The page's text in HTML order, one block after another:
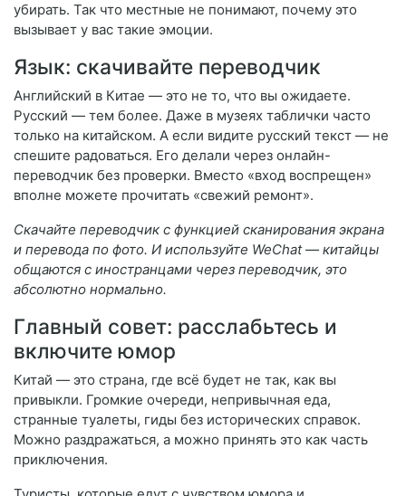
убирать. Так что местные не понимают, почему это
вызывает у вас такие эмоции.
Язык: скачивайте переводчик
Английский в Китае — это не то, что вы ожидаете.
Русский — тем более. Даже в музеях таблички часто
только на китайском. А если видите русский текст — не
спешите радоваться. Его делали через онлайн-
переводчик без проверки. Вместо «вход воспрещен»
вполне можете прочитать «свежий ремонт».
Скачайте переводчик с функцией сканирования экрана
и перевода по фото. И используйте WeChat — китайцы
общаются с иностранцами через переводчик, это
абсолютно нормально.
Главный совет: расслабьтесь и
включите юмор
Китай — это страна, где всё будет не так, как вы
привыкли. Громкие очереди, непривычная еда,
странные туалеты, гиды без исторических справок.
Можно раздражаться, а можно принять это как часть
приключения.